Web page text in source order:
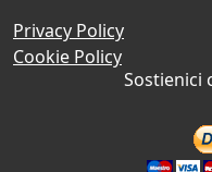
Privacy Policy
Cookie Policy
Sostienici